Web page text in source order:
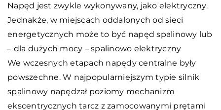
Napęd jest zwykle wykonywany, jako elektryczny.
Jednakże, w miejscach oddalonych od sieci
energetycznych może to być napęd spalinowy lub
– dla dużych mocy – spalinowo elektryczny
We wczesnych etapach napędy centralne były
powszechne. W najpopularniejszym typie silnik
spalinowy napędzał poziomy mechanizm
ekscentrycznych tarcz z zamocowanymi prętami